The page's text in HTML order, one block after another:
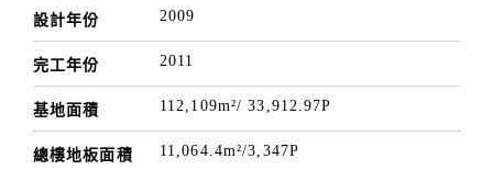
運用綠色能源是善用環境資源的最好策略。將綠色能
源如太陽能等，應用在校園建築群中，透過環境資源
的整合、綠色能源系統化管理，將有效形成「綠能網
絡」，發揮校園在環境議題上前導教育與實踐的角
色。
設計年份 2009
完工年份 2011
基地面積 112,109m²/ 33,912.97P
總樓地板面積 11,064.4m²/3,347P